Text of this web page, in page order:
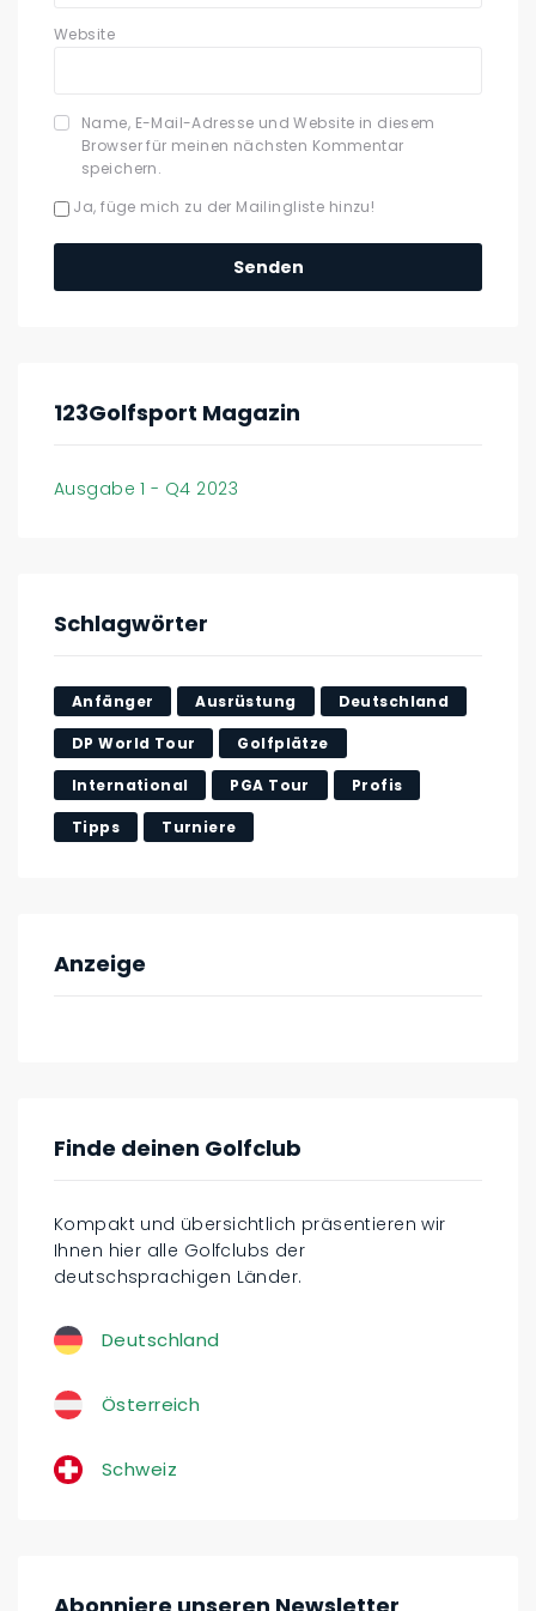
Website
Name, E-Mail-Adresse und Website in diesem
Browser für meinen nächsten Kommentar
speichern.
Ja, füge mich zu der Mailingliste hinzu!
123Golfsport Magazin
Ausgabe 1 - Q4 2023
Schlagwörter
Anfänger Ausrüstung Deutschland
DP World Tour Golfplätze
International PGA Tour Profis
Tipps Turniere
Anzeige
Finde deinen Golfclub
Kompakt und übersichtlich präsentieren wir
Ihnen hier alle Golfclubs der
deutschsprachigen Länder.
Deutschland
Österreich
Schweiz